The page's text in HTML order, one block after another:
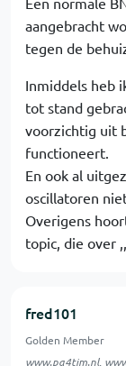
aangebracht
tegen de
Inmiddels heb
tot stand
voorzichtig uit
functioneert.
En ook al
oscillatoren
Overigens
topic, die over
fred101
Golden Member
www.pa4tim.nl,